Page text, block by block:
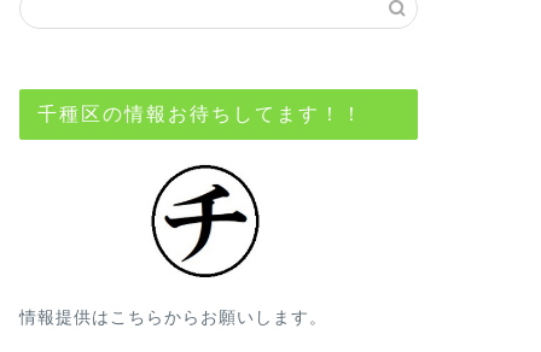
千種区の情報お待ちしてます！！
情報提供はこちらからお願いします。